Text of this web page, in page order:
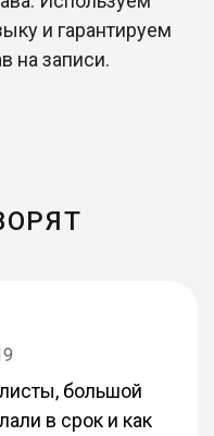
и гарантируем
на записи.
большой
в срок и как